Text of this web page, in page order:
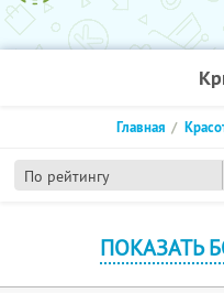
По рейтингу
Главная
ПОКАЗАТЬ